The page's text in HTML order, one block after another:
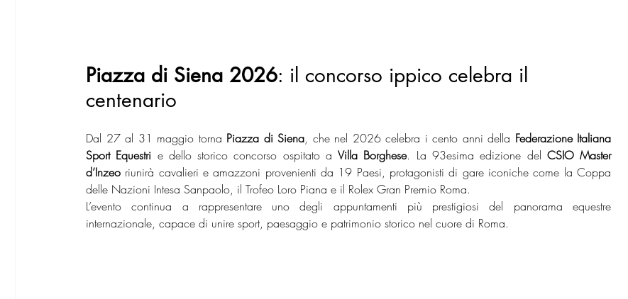
Piazza di Siena 2026: il concorso ippico celebra il
centenario
Dal 27 al 31 maggio torna Piazza di Siena, che nel 2026 celebra i cento anni della Federazione Italiana
Sport Equestri e dello storico concorso ospitato a Villa Borghese. La 93esima edizione del CSIO Master
d’Inzeo riunirà cavalieri e amazzoni provenienti da 19 Paesi, protagonisti di gare iconiche come la Coppa
delle Nazioni Intesa Sanpaolo, il Trofeo Loro Piana e il Rolex Gran Premio Roma.
L’evento continua a rappresentare uno degli appuntamenti più prestigiosi del panorama equestre
internazionale, capace di unire sport, paesaggio e patrimonio storico nel cuore di Roma.